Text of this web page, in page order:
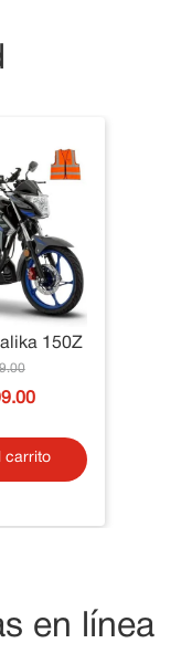
150Z
.00
.00
carrito
en línea